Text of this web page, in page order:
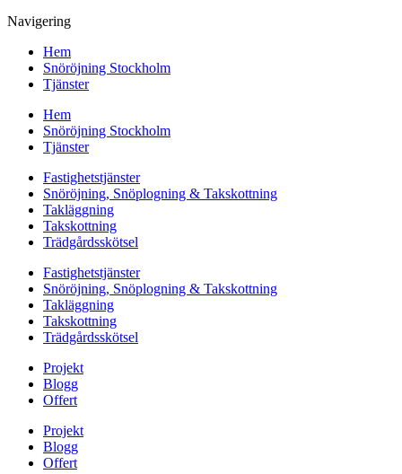
Navigering
Hem
Snöröjning Stockholm
Tjänster
Hem
Snöröjning Stockholm
Tjänster
Fastighetstjänster
Snöröjning, Snöplogning & Takskottning
Takläggning
Takskottning
Trädgårdsskötsel
Fastighetstjänster
Snöröjning, Snöplogning & Takskottning
Takläggning
Takskottning
Trädgårdsskötsel
Projekt
Blogg
Offert
Projekt
Blogg
Offert